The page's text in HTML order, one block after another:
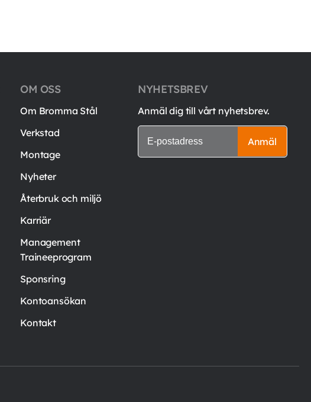
OM OSS
Om Bromma Stål
Verkstad
Montage
Nyheter
Återbruk och miljö
Karriär
Management
Traineeprogram
Sponsring
Kontoansökan
Kontakt
NYHETSBREV
Anmäl dig till vårt nyhetsbrev.
Anmäl